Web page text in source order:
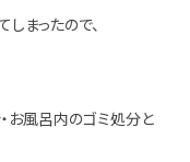
まったので、
お風呂内のゴミ処分と